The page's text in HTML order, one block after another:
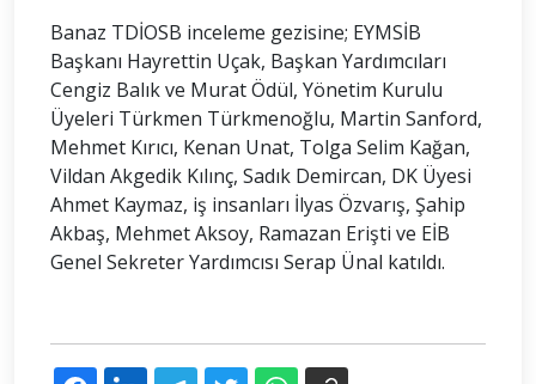
Banaz TDİOSB inceleme gezisine; EYMSİB
Başkanı Hayrettin Uçak, Başkan Yardımcıları
Cengiz Balık ve Murat Ödül, Yönetim Kurulu
Üyeleri Türkmen Türkmenoğlu, Martin Sanford,
Mehmet Kırıcı, Kenan Unat, Tolga Selim Kağan,
Vildan Akgedik Kılınç, Sadık Demircan, DK Üyesi
Ahmet Kaymaz, iş insanları İlyas Özvarış, Şahip
Akbaş, Mehmet Aksoy, Ramazan Erişti ve EİB
Genel Sekreter Yardımcısı Serap Ünal katıldı.